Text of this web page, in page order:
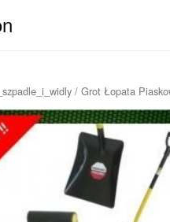
/ Grot Łopata